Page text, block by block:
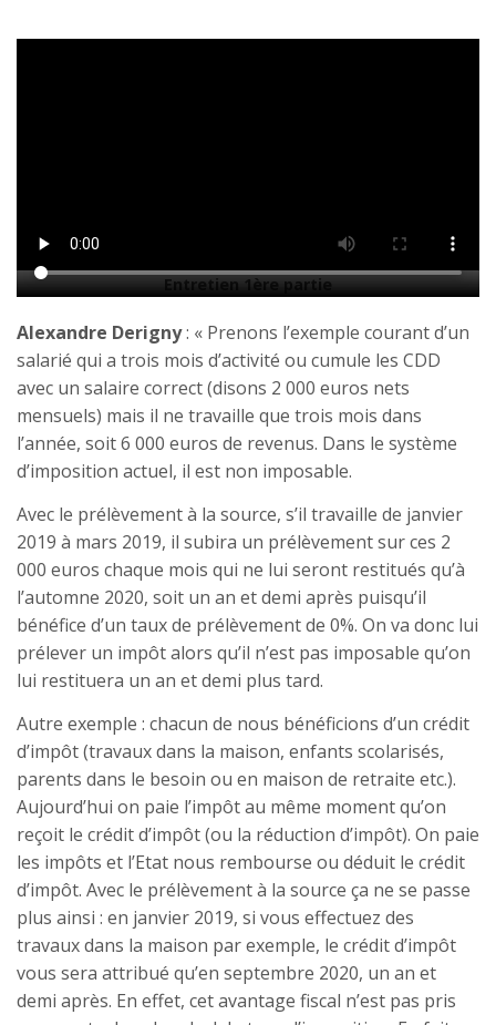
Entretien 1ère partie
Alexandre Derigny: « Prenons l’exemple courant d’un
salarié qui a trois mois d’activité ou cumule les CDD
avec un salaire correct (disons 2 000 euros nets
mensuels) mais il ne travaille que trois mois dans
l’année, soit 6 000 euros de revenus. Dans le système
d’imposition actuel, il est non imposable.
Avec le prélèvement à la source, s’il travaille de janvier
2019 à mars 2019, il subira un prélèvement sur ces 2
000 euros chaque mois qui ne lui seront restitués qu’à
l’automne 2020, soit un an et demi après puisqu’il
bénéfice d’un taux de prélèvement de 0%. On va donc lui
prélever un impôt alors qu’il n’est pas imposable qu’on
lui restituera un an et demi plus tard.
Autre exemple : chacun de nous bénéficions d’un crédit
d’impôt (travaux dans la maison, enfants scolarisés,
parents dans le besoin ou en maison de retraite etc.).
Aujourd’hui on paie l’impôt au même moment qu’on
reçoit le crédit d’impôt (ou la réduction d’impôt). On paie
les impôts et l’Etat nous rembourse ou déduit le crédit
d’impôt. Avec le prélèvement à la source ça ne se passe
plus ainsi : en janvier 2019, si vous effectuez des
travaux dans la maison par exemple, le crédit d’impôt
vous sera attribué qu’en septembre 2020, un an et
demi après. En effet, cet avantage fiscal n’est pas pris